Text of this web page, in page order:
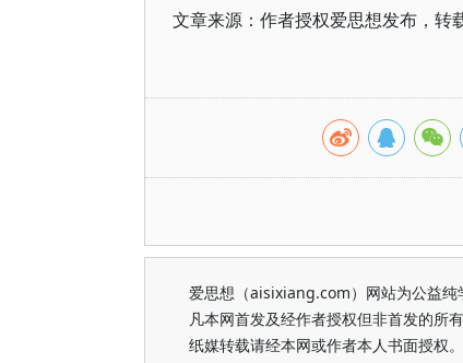
文章来源：作者授权爱思想发布，
爱思想（aisixiang.com）网站为公益纯
凡本网首发及经作者授权但非首发的所
纸媒转载请经本网或作者本人书面授权。